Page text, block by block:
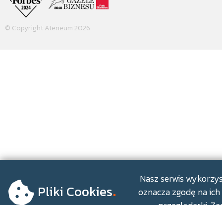
© Copyright Ateneum 2026
Pliki Cookies.
Nasz serwis
oznacza zgodę na